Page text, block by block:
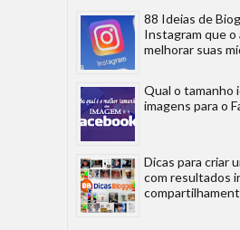
88 Ideias de
Instagram que o
melhorar suas
Qual o tamanho
imagens para o
Dicas para criar
com resultados